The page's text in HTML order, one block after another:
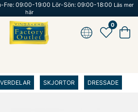
Fre: 09:00-19:00 Lör-Sön: 09:00-18:00 Läs mer
här
0
SKJORTOR DRESSADE